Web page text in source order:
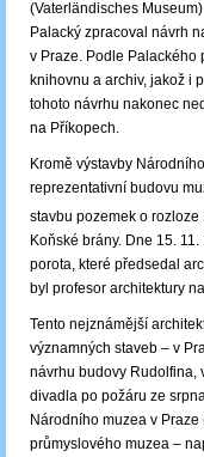
(Vaterländisches
Palacký zpracoval návrh
v Praze. Podle Palackého
knihovnu a archiv, jakož i
tohoto návrhu nakonec
na Příkopech.
Kromě výstavby
reprezentativní budovu
stavbu pozemek o rozloze
Koňské brány. Dne 15.
porota, které předsedal
byl profesor architektury
Tento nejznámější
významných staveb – v
návrhu budovy Rudolfina,
divadla po požáru ze
Národního muzea v
průmyslového muzea –